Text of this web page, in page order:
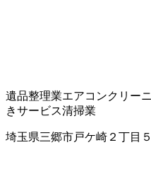
遺品整理業エアコンクリー
きサービス清掃業
埼玉県三郷市戸ケ崎２丁目